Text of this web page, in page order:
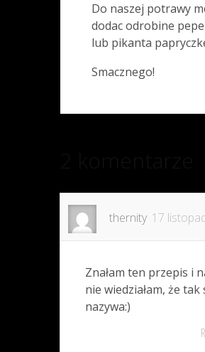
Do naszej potrawy
dodac odrobine
lub pikanta
Smacznego!
thernity 17
Znałam ten przepis i
nie wiedziałam, że tak
nazywa:)